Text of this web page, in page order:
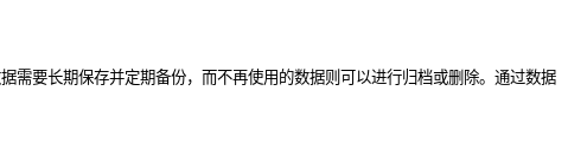
需要长期保存并定期备份，而不再使用的数据则可以进行归档或删除。通过数据